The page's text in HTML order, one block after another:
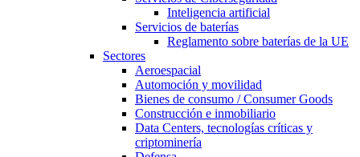
Inteligencia artificial
Servicios de baterías
Reglamento sobre baterías de la UE
Sectores
Aeroespacial
Automoción y movilidad
Bienes de consumo / Consumer Goods
Construcción e inmobiliario
Data Centers, tecnologías críticas y
criptominería